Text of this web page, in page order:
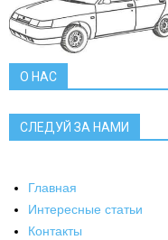
О НАС
СЛЕДУЙ ЗА НАМИ
Главная
Интересные статьи
Контакты